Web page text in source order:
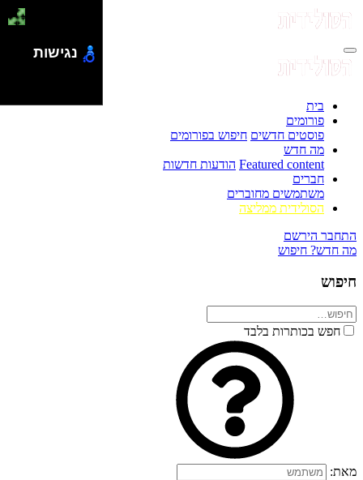
בית
פורומים
פוסטים חדשים חיפוש בפורומים
מה חדש
Featured content הודעות חדשות
חברים
משתמשים מחוברים
הסולידית ממליצה
התחבר הירשם
מה חדש? חיפוש
חיפוש
חפש בכותרות בלבד
מאת:
נגישות